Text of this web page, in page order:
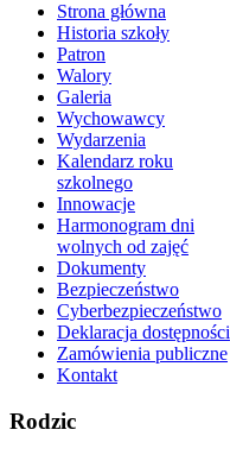
Strona główna
Historia szkoły
Patron
Walory
Galeria
Wychowawcy
Wydarzenia
Kalendarz roku
szkolnego
Innowacje
Harmonogram dni
wolnych od zajęć
Dokumenty
Bezpieczeństwo
Cyberbezpieczeństwo
Deklaracja dostępności
Zamówienia publiczne
Kontakt
Rodzic